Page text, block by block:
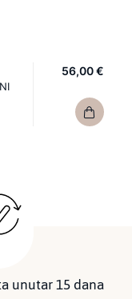
56,00 €
unutar 15 dana